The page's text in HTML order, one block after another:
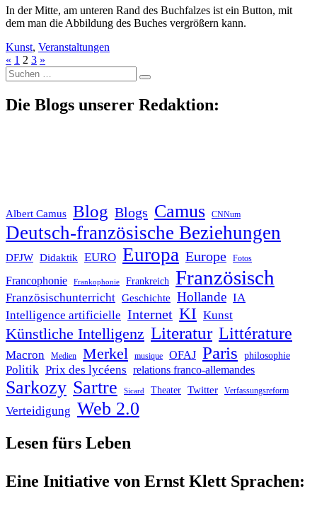
In der Mitte, am unteren Rand des Buchfalzes ist ein Button, mit
dem man die Abbildung des Buches vergrößern kann.
Kunst, Veranstaltungen
« 1 2 3 »
Suche
nach:
Die Blogs unserer Redaktion:
Albert Camus Blog Blogs Camus CNNum
Deutsch-französische Beziehungen
DFJW Didaktik EURO Europa Europe Fotos
Francophonie Frankophonie Frankreich Französisch
Französischunterricht Geschichte Hollande IA
Intelligence artificielle Internet KI Kunst
Künstliche Intelligenz Literatur Littérature
Macron Medien Merkel musique OFAJ Paris philosophie
Politik Prix des lycéens relations franco-allemandes
Sarkozy Sartre Sicard Theater Twitter Verfassungsreform
Verteidigung Web 2.0
Lesen fürs Leben
Eine Initiative von Ernst Klett Sprachen: